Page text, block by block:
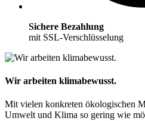
Sichere Bezahlung
mit SSL-Verschlüsselung
Wir arbeiten klimabewusst.
Mit vielen konkreten ökologischen
Umwelt und Klima so gering wie